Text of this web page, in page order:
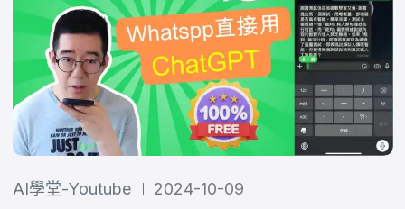
AI學堂-Youtube 2024-10-09